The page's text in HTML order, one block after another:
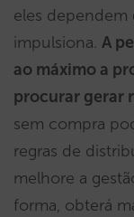
eles dependem
impulsiona. A
ao máximo a
procurar gerar
sem compra
regras de
melhore a
forma, obterá